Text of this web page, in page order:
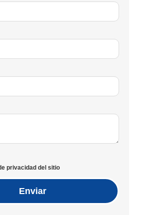
privacidad del sitio
Enviar